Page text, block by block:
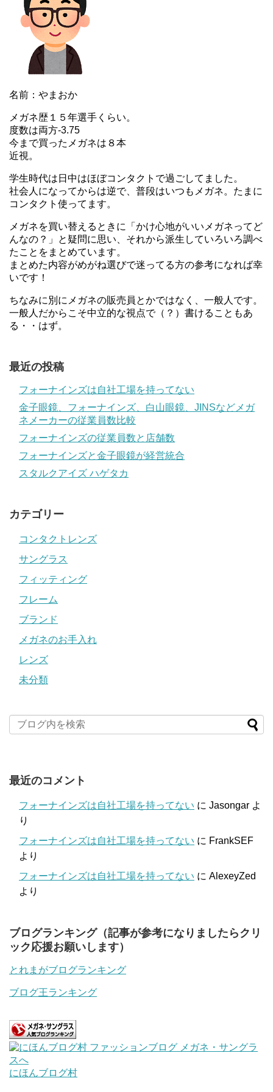
名前：やまおか
メガネ歴１５年選手くらい。
度数は両方-3.75
今まで買ったメガネは８本
近視。
学生時代は日中はほぼコンタクトで過ごしてました。
社会人になってからは逆で、普段はいつもメガネ。たまに
コンタクト使ってます。
メガネを買い替えるときに「かけ心地がいいメガネってど
んなの？」と疑問に思い、それから派生していろいろ調べ
たことをまとめています。
まとめた内容がめがね選びで迷ってる方の参考になれば幸
いです！
ちなみに別にメガネの販売員とかではなく、一般人です。
一般人だからこそ中立的な視点で（？）書けることもあ
る・・はず。
最近の投稿
フォーナインズは自社工場を持ってない
金子眼鏡、フォーナインズ、白山眼鏡、JINSなどメガ
ネメーカーの従業員数比較
フォーナインズの従業員数と店舗数
フォーナインズと金子眼鏡が経営統合
スタルクアイズ ハゲタカ
カテゴリー
コンタクトレンズ
サングラス
フィッティング
フレーム
ブランド
メガネのお手入れ
レンズ
未分類
最近のコメント
フォーナインズは自社工場を持ってない に Jasongar よ
り
フォーナインズは自社工場を持ってない に FrankSEF
より
フォーナインズは自社工場を持ってない に AlexeyZed
より
ブログランキング（記事が参考になりましたらクリ
ック応援お願いします）
とれまがブログランキング
ブログ王ランキング
にほんブログ村